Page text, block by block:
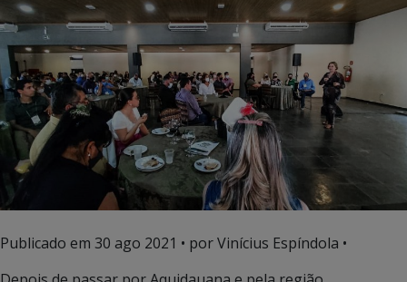
Publicado em 30 ago 2021 • por Vinícius Espíndola •